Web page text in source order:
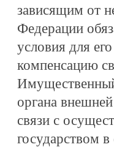
зависящим от
Федерации
условия для
компенсацию
органа
связи с
государством в